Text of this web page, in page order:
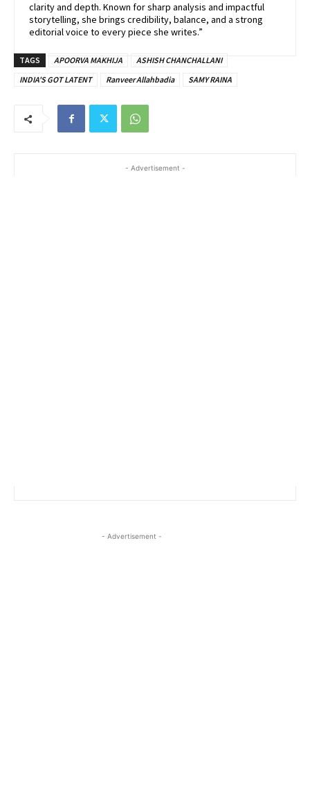
clarity and depth. Known for sharp analysis and impactful
storytelling, she brings credibility, balance, and a strong
editorial voice to every piece she writes.”
TAGS APOORVA MAKHIJA
ASHISH CHANCHALLANI
INDIA'S GOT LATENT
Ranveer Allahbadia SAMY RAINA
- Advertisement -
- Advertisement -